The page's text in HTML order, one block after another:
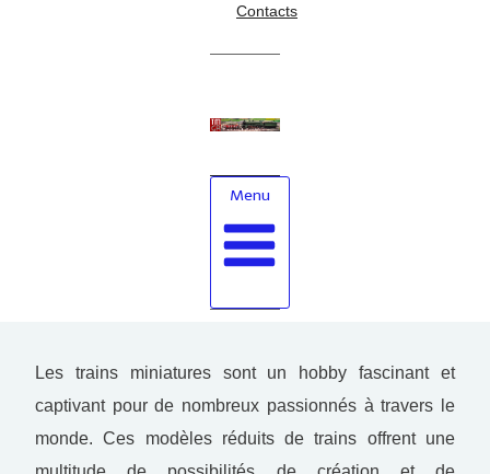
Contacts
Menu
Les trains miniatures sont un hobby fascinant et
captivant pour de nombreux passionnés à travers le
monde. Ces modèles réduits de trains offrent une